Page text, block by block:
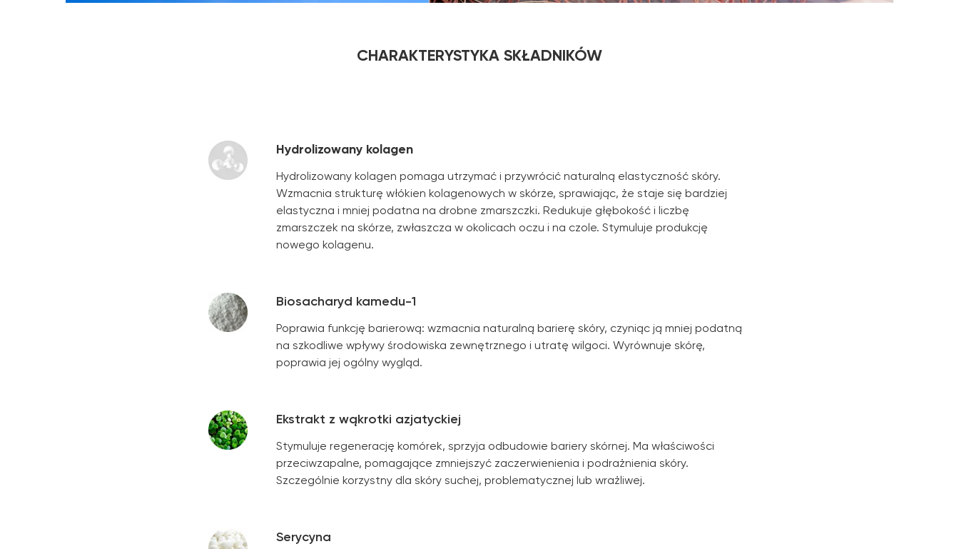
CHARAKTERYSTYKA SKŁADNIKÓW
Hydrolizowany kolagen
Hydrolizowany kolagen pomaga utrzymać i przywrócić naturalną elastyczność skóry.
Wzmacnia strukturę włókien kolagenowych w skórze, sprawiając, że staje się bardziej
elastyczna i mniej podatna na drobne zmarszczki. Redukuje głębokość i liczbę
zmarszczek na skórze, zwłaszcza w okolicach oczu i na czole. Stymuluje produkcję
nowego kolagenu.
Biosacharyd kamedu-1
Poprawia funkcję barierową: wzmacnia naturalną barierę skóry, czyniąc ją mniej podatną
na szkodliwe wpływy środowiska zewnętrznego i utratę wilgoci. Wyrównuje skórę,
poprawia jej ogólny wygląd.
Еkstrakt z wąkrotki azjatyckiej
Stymuluje regenerację komórek, sprzyja odbudowie bariery skórnej. Ma właściwości
przeciwzapalne, pomagające zmniejszyć zaczerwienienia i podrażnienia skóry.
Szczególnie korzystny dla skóry suchej, problematycznej lub wrażliwej.
Serycyna